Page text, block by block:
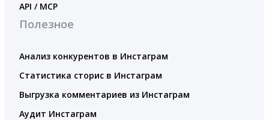
API / MCP
Полезное
Анализ конкурентов в Инстаграм
Статистика сторис в Инстаграм
Выгрузка комментариев из Инстаграм
Аудит Инстаграм